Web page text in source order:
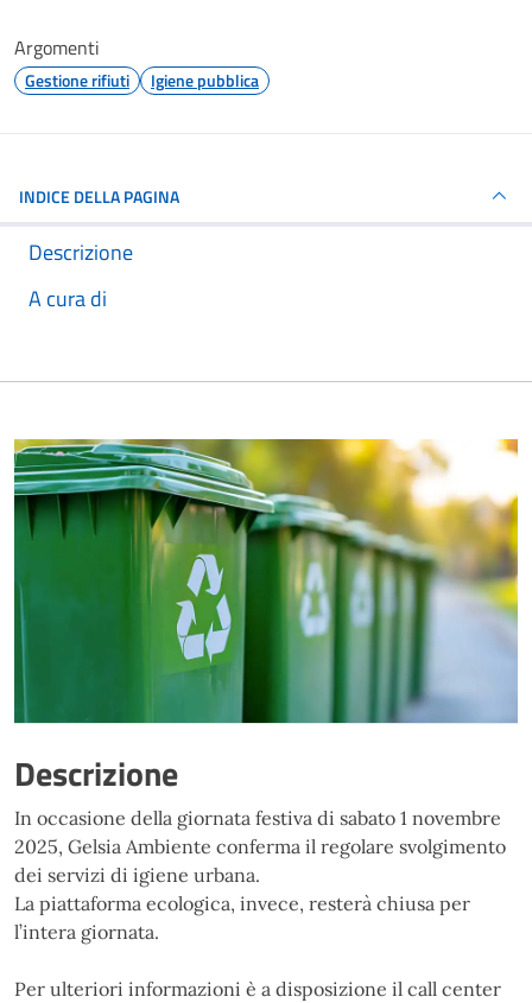
Argomenti
Gestione rifiuti Igiene pubblica
INDICE DELLA PAGINA
Descrizione
A cura di
Descrizione
In occasione della giornata festiva di sabato 1 novembre
2025, Gelsia Ambiente conferma il regolare svolgimento
dei servizi di igiene urbana.
La piattaforma ecologica, invece, resterà chiusa per
l’intera giornata.
Per ulteriori informazioni è a disposizione il call center